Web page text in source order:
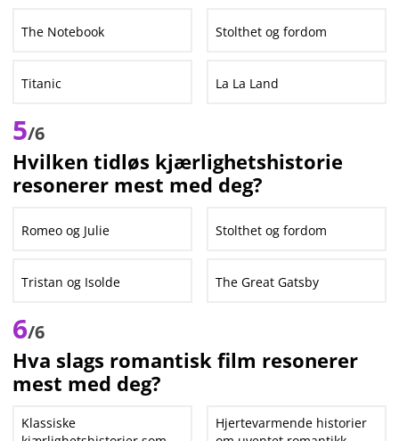
The Notebook Stolthet og fordom
Titanic La La Land
5/6
Hvilken tidløs kjærlighetshistorie
resonerer mest med deg?
Romeo og Julie Stolthet og fordom
Tristan og Isolde The Great Gatsby
6/6
Hva slags romantisk film resonerer
mest med deg?
Klassiske
Hjertevarmende historier